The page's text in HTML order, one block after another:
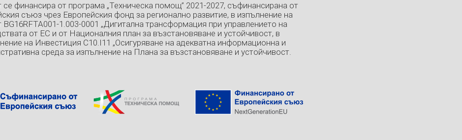
се финансира от програма „Техническа помощ” 2021-2027, съфинансирана от
съюз чрез Европейския фонд за регионално развитие, в изпълнение на
BG16RFTA001-1.003-0001 „Дигитална трансформация при управлението на
от ЕС и от Националния план за възстановяване и устойчивост, в
на Инвестиция C10.I11 „Осигуряване на адекватна информационна и
среда за изпълнение на Плана за възстановяване и устойчивост.